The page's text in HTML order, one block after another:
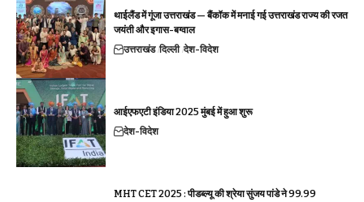
थाईलैंड में गूंजा उत्तराखंड — बैंकॉक में मनाई गई उत्तराखंड राज्य की रजत
जयंती और इगास-बग्वाल
उत्तराखंड दिल्ली देश-विदेश
आईएफएटी इंडिया 2025 मुंबई में हुआ शुरू
देश-विदेश
MHT CET 2025 : पीडब्ल्यू की श्रेया सुंजय पांडे ने 99.99